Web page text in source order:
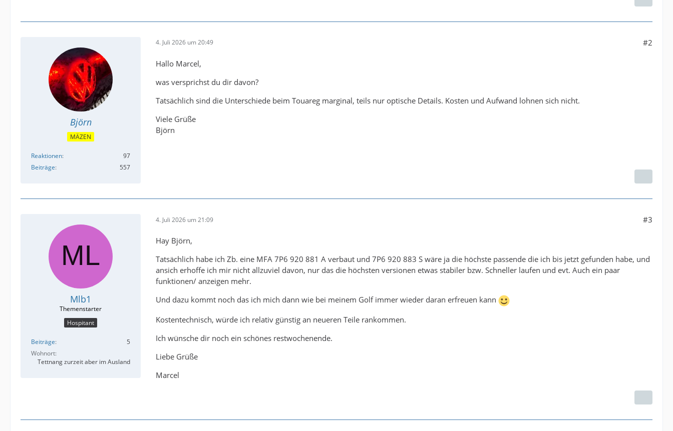
Björn
MÄZEN
Reaktionen
97
Beiträge
557
4. Juli 2026 um 20:49 #2
Hallo Marcel,
was versprichst du dir davon?
Tatsächlich sind die Unterschiede beim Touareg marginal, teils nur optische Details. Kosten und Aufwand lohnen sich nicht.
Viele Grüße
Björn
Mlb1
Hospitant
Beiträge
5
Wohnort
Tettnang zurzeit aber im Ausland
4. Juli 2026 um 21:09 #3
Hay Björn,
Tatsächlich habe ich Zb. eine MFA 7P6 920 881 A verbaut und 7P6 920 883 S wäre ja die höchste passende die ich bis jetzt gefunden habe, und
ansich erhoffe ich mir nicht allzuviel davon, nur das die höchsten versionen etwas stabiler bzw. Schneller laufen und evt. Auch ein paar
funktionen/ anzeigen mehr.
Und dazu kommt noch das ich mich dann wie bei meinem Golf immer wieder daran erfreuen kann
Kostentechnisch, würde ich relativ günstig an neueren Teile rankommen.
Ich wünsche dir noch ein schönes restwochenende.
Liebe Grüße
Marcel